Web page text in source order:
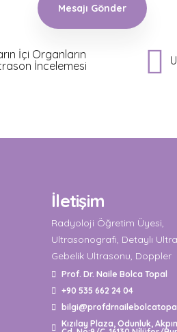
Ultrasonografi
İletişim
Radyoloji Öğretim Üyesi,
Ultrasonografi, Detaylı
Gebelik Ultrasonu, Doppler
Prof. Dr. Naile Bolca Topal
+90 535 662 24 04
Kızılay Plaza, Odunluk,